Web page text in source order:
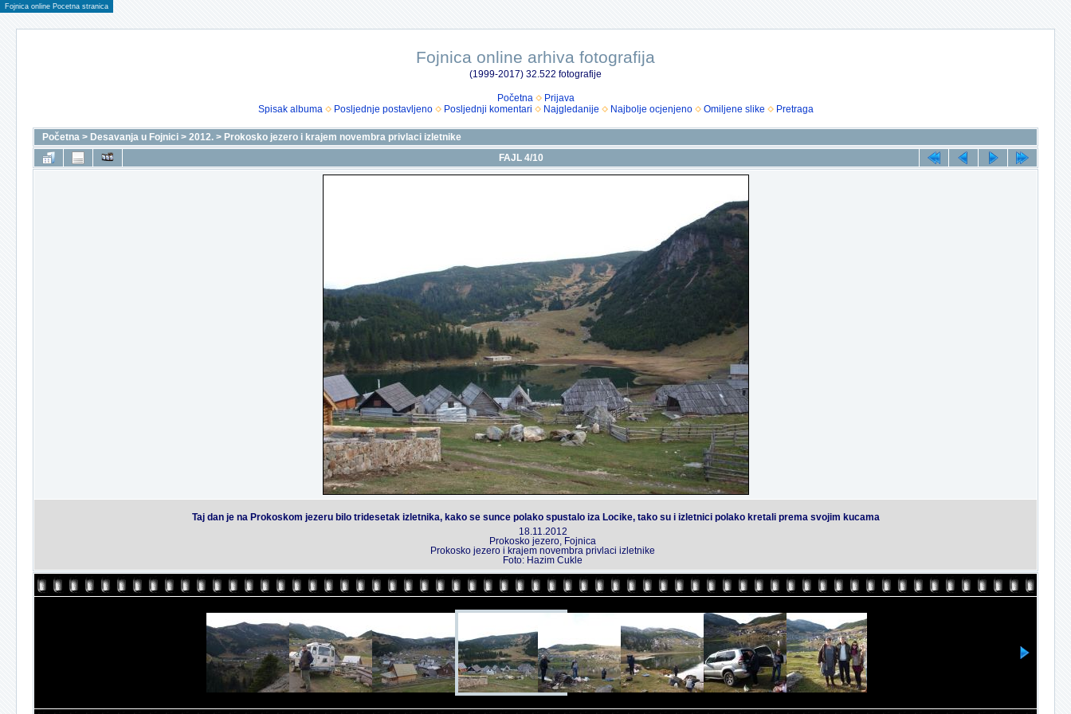
Fojnica online Pocetna stranica
Fojnica online arhiva fotografija
(1999-2017) 32.522 fotografije
Početna
Prijava
Spisak albuma
Posljednje postavljeno Posljednji komentari Najgledanije Najbolje ocjenjeno Omiljene slike Pretraga
Početna > Desavanja u Fojnici > 2012. > Prokosko jezero i krajem novembra privlaci izletnike
FAJL 4/10
Taj dan je na Prokoskom jezeru bilo tridesetak izletnika, kako se sunce polako spustalo iza Locike, tako su i izletnici polako kretali prema svojim kucama
18.11.2012
Prokosko jezero, Fojnica
Prokosko jezero i krajem novembra privlaci izletnike
Foto: Hazim Cukle